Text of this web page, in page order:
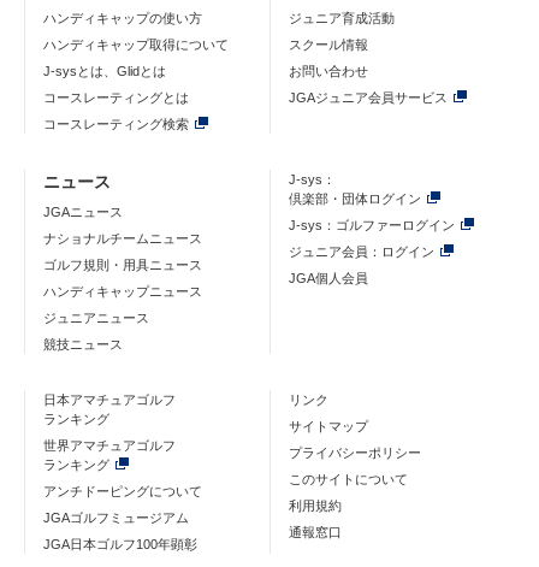
ハンディキャップの使い方
ハンディキャップ取得について
J-sysとは、Glidとは
コースレーティングとは
コースレーティング検索
ジュニア育成活動
スクール情報
お問い合わせ
JGAジュニア会員サービス
ニュース
JGAニュース
ナショナルチームニュース
ゴルフ規則・用具ニュース
ハンディキャップニュース
ジュニアニュース
競技ニュース
J-sys：
倶楽部・団体ログイン
J-sys：ゴルファーログイン
ジュニア会員：ログイン
JGA個人会員
日本アマチュアゴルフ
ランキング
世界アマチュアゴルフ
ランキング
アンチドーピングについて
JGAゴルフミュージアム
JGA日本ゴルフ100年顕彰
リンク
サイトマップ
プライバシーポリシー
このサイトについて
利用規約
通報窓口